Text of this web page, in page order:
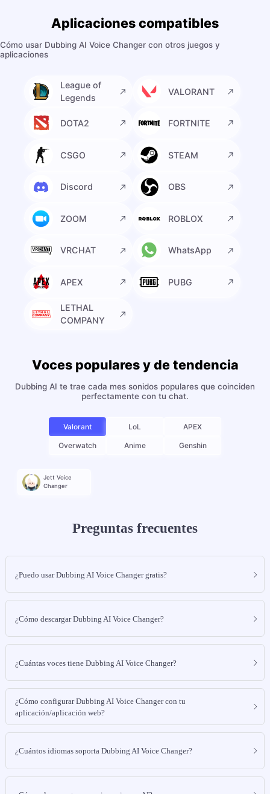
Aplicaciones compatibles
Cómo usar Dubbing AI Voice Changer con otros juegos y
aplicaciones
League of
Legends
VALORANT
DOTA2 FORTNITE
CSGO STEAM
Discord OBS
ZOOM ROBLOX
VRCHAT WhatsApp
APEX PUBG
LETHAL
COMPANY
Voces populares y de tendencia
Dubbing AI te trae cada mes sonidos populares que coinciden
perfectamente con tu chat.
Valorant LoL APEX
Overwatch Anime Genshin
Jett Voice
Changer
Preguntas frecuentes
¿Puedo usar Dubbing AI Voice Changer gratis?
¿Cómo descargar Dubbing AI Voice Changer?
¿Cuántas voces tiene Dubbing AI Voice Changer?
¿Cómo configurar Dubbing AI Voice Changer con tu
aplicación/aplicación web?
¿Cuántos idiomas soporta Dubbing AI Voice Changer?